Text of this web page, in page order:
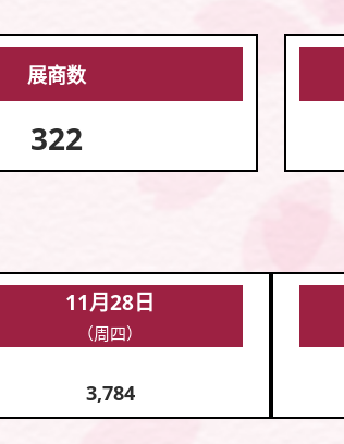
展商数
322
11月28日
（周四）
3,784